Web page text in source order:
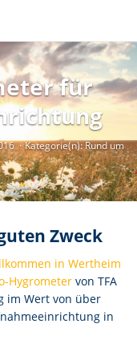
für
Kategorie(n):Rund um
Zweck
in Wertheim
Hygrometer von TFA
im Wert von über
in